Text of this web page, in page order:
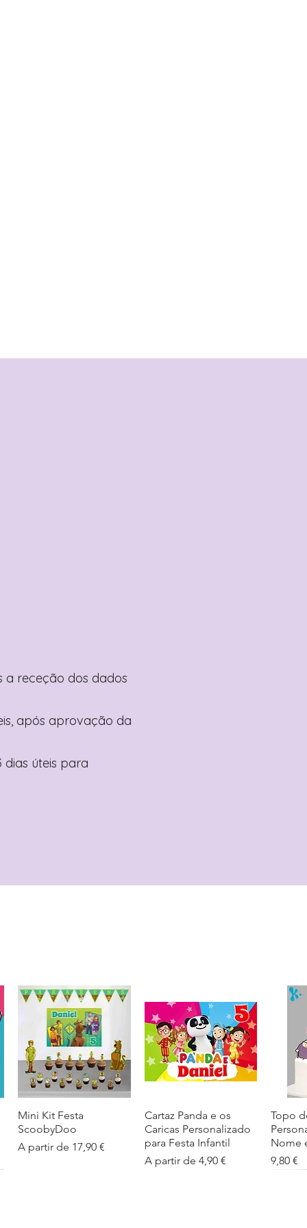
a receção dos dados
após aprovação da
dias úteis para
Visualização rápida
Mini Kit Festa
ScoobyDoo
A partir de 17,90 €
Preço promocional
Visualização rápida
Cartaz Panda e os
Caricas Personalizado
para Festa Infantil
A partir de 4,90 €
Preço promocional
Topo
Nome
Preço
9,80 €